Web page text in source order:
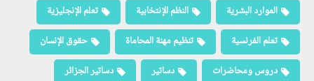
الموارد البشرية
النظم الإنتخابية
تعلم الإنجليزية
تعلم الفرنسية
تنظيم مهنة المحاماة
حقوق الإنسان
دروس ومحاضرات
دساتير دساتير الجزائر